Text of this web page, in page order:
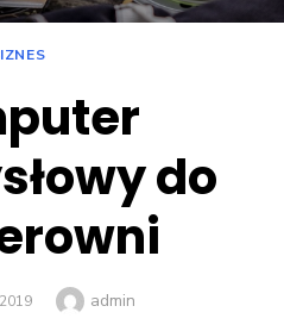
do
Author
admin